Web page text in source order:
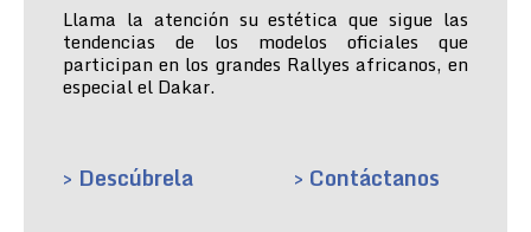
Llama la atención su estética que sigue las
tendencias de los modelos oficiales que
participan en los grandes Rallyes africanos, en
especial el Dakar.
> Descúbrela > Contáctanos